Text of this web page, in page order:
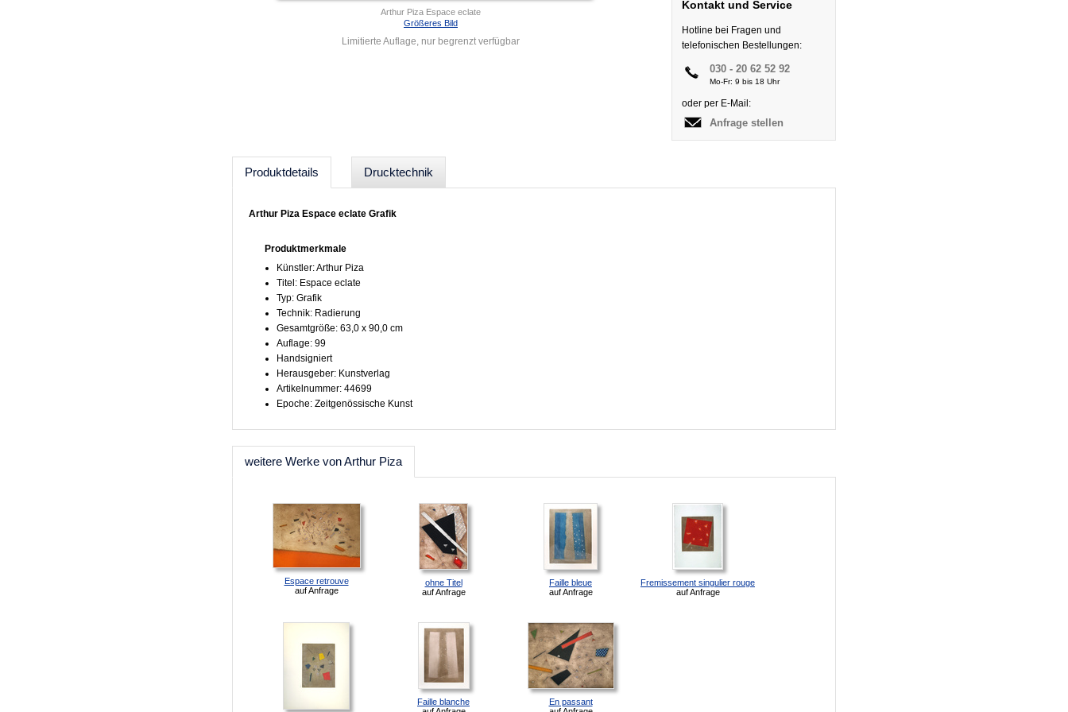
Arthur Piza Espace eclate
Größeres Bild
Limitierte Auflage, nur begrenzt verfügbar
Kontakt und Service
Hotline bei Fragen und
telefonischen Bestellungen:
030 - 20 62 52 92
Mo-Fr: 9 bis 18 Uhr
oder per E-Mail:
Anfrage stellen
Produktdetails Drucktechnik
Arthur Piza Espace eclate Grafik
Produktmerkmale
Künstler: Arthur Piza
Titel: Espace eclate
Typ: Grafik
Technik: Radierung
Gesamtgröße: 63,0 x 90,0 cm
Auflage: 99
Handsigniert
Herausgeber: Kunstverlag
Artikelnummer: 44699
Epoche: Zeitgenössische Kunst
weitere Werke von Arthur Piza
Espace retrouve
auf Anfrage
ohne Titel
auf Anfrage
Faille bleue
auf Anfrage
Fremissement singulier rouge
auf Anfrage
Faille blanche
En passant